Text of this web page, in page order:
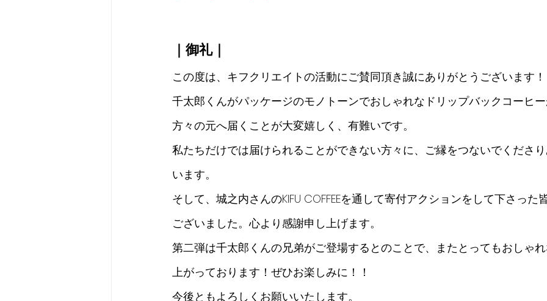
｜御礼｜
この度は、キフクリエイトの活動にご賛同頂き誠にありがとうございます！
千太郎くんがパッケージのモノトーンでおしゃれなドリップバックコーヒ
方々の元へ届くことが大変嬉しく、有難いです。
私たちだけでは届けられることができない方々に、ご縁をつないでくださ
います。
そして、城之内さんのKIFU COFFEEを通して寄付アクションをして下さった
ございました。心より感謝申し上げます。
第二弾は千太郎くんの兄弟がご登場するとのことで、またとってもおしゃ
上がっております！ぜひお楽しみに！！
今後ともよろしくお願いいたします。